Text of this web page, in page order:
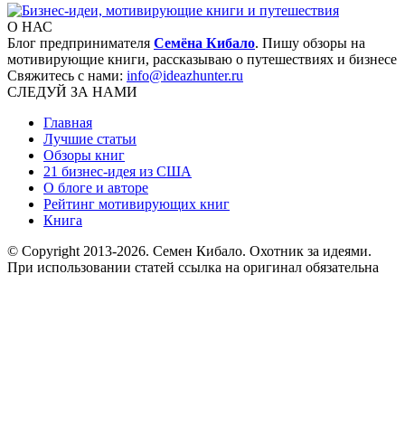
О НАС
Блог предпринимателя Семёна Кибало. Пишу обзоры на
мотивирующие книги, рассказываю о путешествиях и бизнесе
Свяжитесь с нами: info@ideazhunter.ru
СЛЕДУЙ ЗА НАМИ
Главная
Лучшие статьи
Обзоры книг
21 бизнес-идея из США
О блоге и авторе
Рейтинг мотивирующих книг
Книга
© Copyright 2013-2026. Семен Кибало. Охотник за идеями.
При использовании статей ссылка на оригинал обязательна